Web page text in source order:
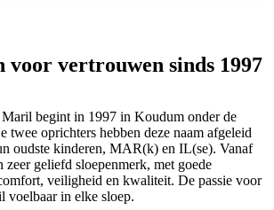
vertrouwen sinds 1997
Maril begint in 1997 in Koudum onder de
twee oprichters hebben deze naam afgeleid
oudste kinderen, MAR(k) en IL(se). Vanaf
zeer geliefd sloepenmerk, met goede
veiligheid en kwaliteit. De passie voor
voelbaar in elke sloep.